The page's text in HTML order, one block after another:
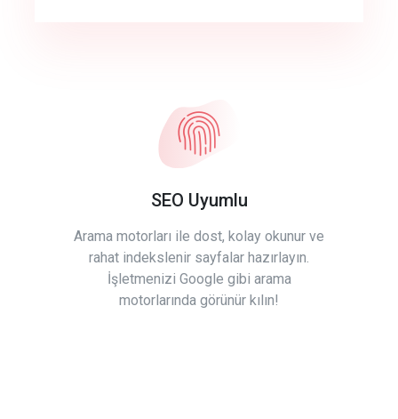
SEO Uyumlu
Arama motorları ile dost, kolay okunur ve
rahat indekslenir sayfalar hazırlayın.
İşletmenizi Google gibi arama
motorlarında görünür kılın!